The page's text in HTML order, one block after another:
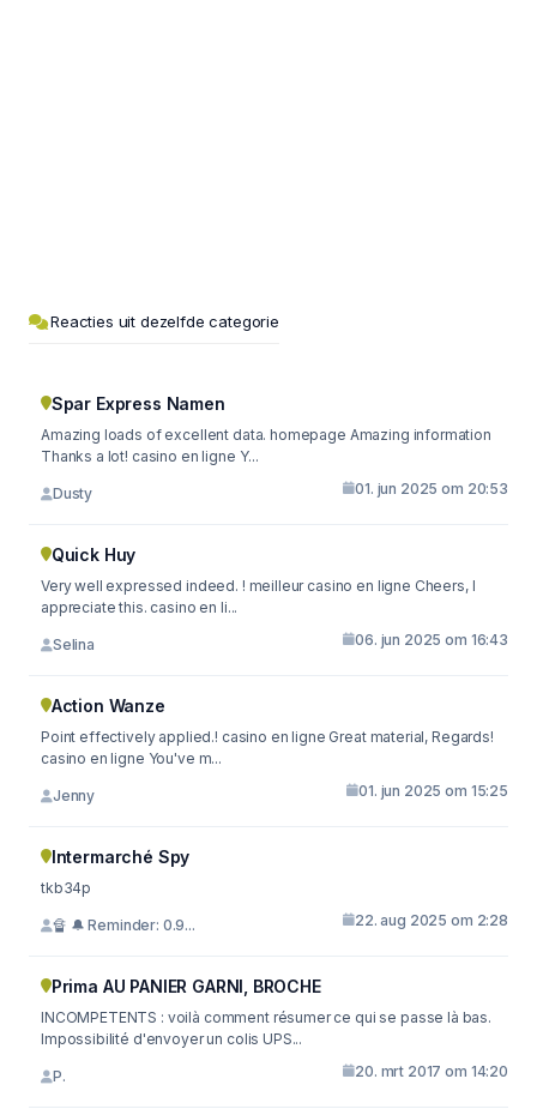
Reacties uit dezelfde categorie
Spar Express Namen
Amazing loads of excellent data. homepage Amazing information
Thanks a lot! casino en ligne Y...
Dusty 01. jun 2025 om 20:53
Quick Huy
Very well expressed indeed. ! meilleur casino en ligne Cheers, I
appreciate this. casino en li...
Selina 06. jun 2025 om 16:43
Action Wanze
Point effectively applied.! casino en ligne Great material, Regards!
casino en ligne You've m...
Jenny 01. jun 2025 om 15:25
Intermarché Spy
tkb34p
🔏 🔔 Reminder: 0.9... 22. aug 2025 om 2:28
Prima AU PANIER GARNI, BROCHE
INCOMPETENTS : voilà comment résumer ce qui se passe là bas.
Impossibilité d'envoyer un colis UPS...
P. 20. mrt 2017 om 14:20